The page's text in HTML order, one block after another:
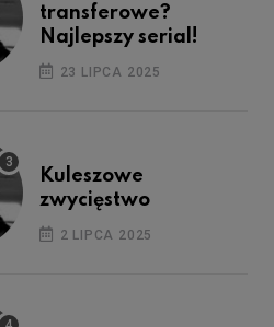
transferowe?
Najlepszy serial!
23 LIPCA 2025
Kuleszowe
zwycięstwo
2 LIPCA 2025